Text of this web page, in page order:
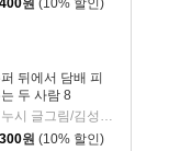
원 (10% 할인)
뒤에서 담배 피
두 사람 8
지누시 글그림/김성래 역
원 (10% 할인)